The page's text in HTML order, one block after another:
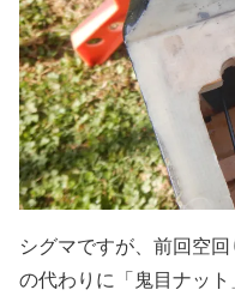
シグマですが、前回空
の代わりに「鬼目ナット